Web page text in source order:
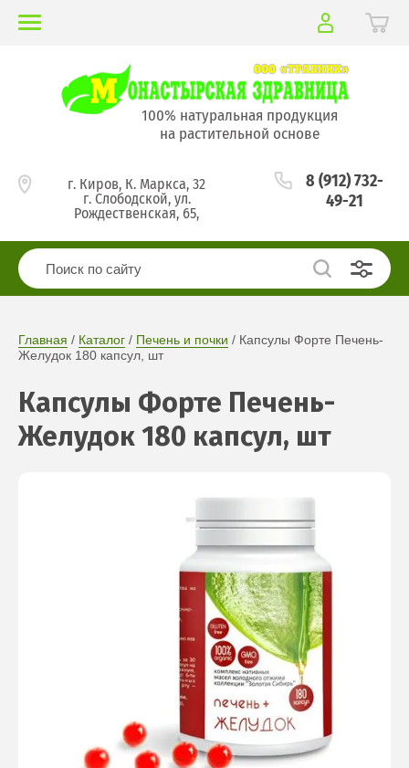
100% натуральная продукция
на растительной основе
г. Киров, К. Маркса, 32
г. Слободской, ул.
Рождественская, 65,
8 (912) 732-
49-21
Главная / Каталог / Печень и почки / Капсулы Форте Печень-
Желудок 180 капсул, шт
Капсулы Форте Печень-
Желудок 180 капсул, шт